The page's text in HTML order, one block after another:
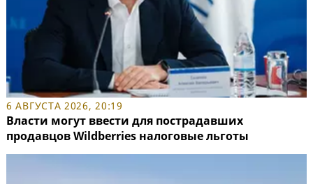
6 АВГУСТА 2026, 20:19
Власти могут ввести для пострадавших
продавцов Wildberries налоговые льготы